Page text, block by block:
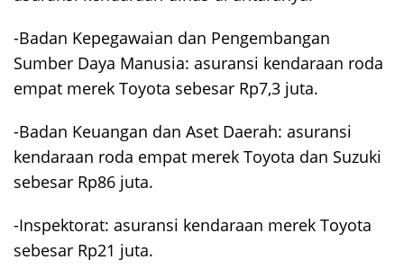
-Badan Kepegawaian dan Pengembangan
Sumber Daya Manusia: asuransi kendaraan roda
empat merek Toyota sebesar Rp7,3 juta.
-Badan Keuangan dan Aset Daerah: asuransi
kendaraan roda empat merek Toyota dan Suzuki
sebesar Rp86 juta.
-Inspektorat: asuransi kendaraan merek Toyota
sebesar Rp21 juta.